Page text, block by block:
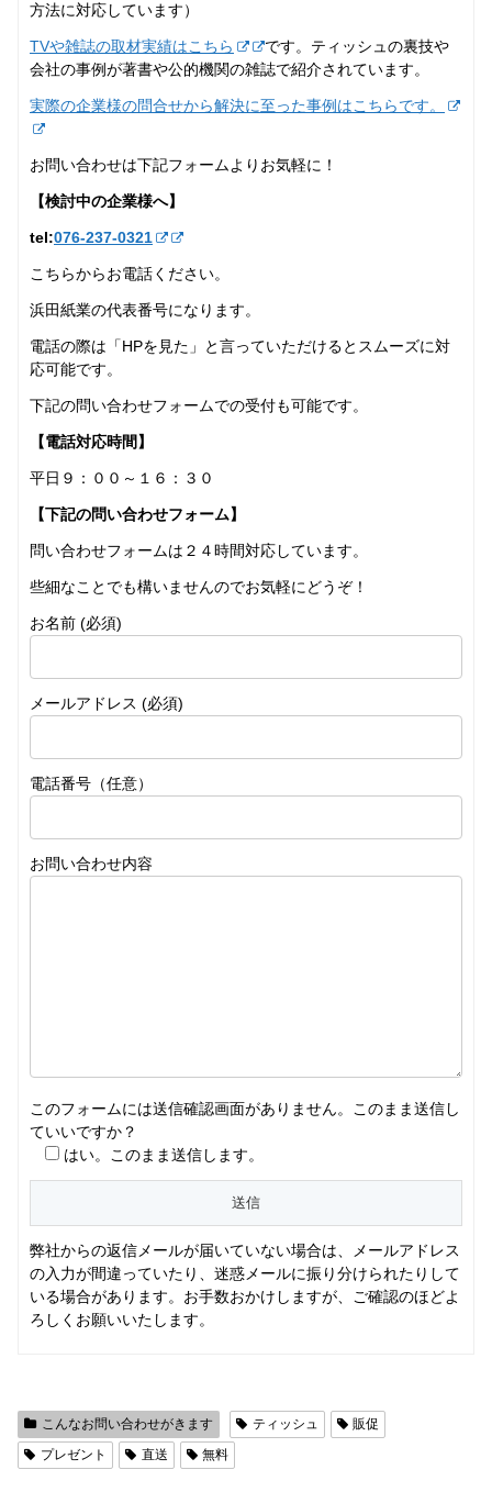
方法に対応しています）
TVや雑誌の取材実績はこちら
です。ティッシュの裏技や
会社の事例が著書や公的機関の雑誌で紹介されています。
実際の企業様の問合せから解決に至った事例はこちらです。
お問い合わせは下記フォームよりお気軽に！
【検討中の企業様へ】
tel:076-237‐0321
こちらからお電話ください。
浜田紙業の代表番号になります。
電話の際は「HPを見た」と言っていただけるとスムーズに対
応可能です。
下記の問い合わせフォームでの受付も可能です。
【電話対応時間】
平日９：００～１６：３０
【下記の問い合わせフォーム】
問い合わせフォームは２４時間対応しています。
些細なことでも構いませんのでお気軽にどうぞ！
お名前 (必須)
メールアドレス (必須)
電話番号（任意）
お問い合わせ内容
このフォームには送信確認画面がありません。このまま送信し
ていいですか？
はい。このまま送信します。
弊社からの返信メールが届いていない場合は、メールアドレス
の入力が間違っていたり、迷惑メールに振り分けられたりして
いる場合があります。お手数おかけしますが、ご確認のほどよ
ろしくお願いいたします。
こんなお問い合わせがきます ティッシュ
販促
プレゼント
直送 無料